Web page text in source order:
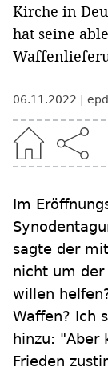
Kirche in
hat seine
06.11.2022 epd
Im
sagte der
nicht um der
willen
Waffen? Ich
hinzu: "Aber
Frieden